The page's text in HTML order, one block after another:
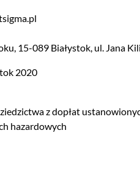
15-089 Białystok, ul. Jana
2020
z dopłat
hazardowych